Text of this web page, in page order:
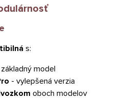
s:
model
- vylepšená verzia
oboch modelov